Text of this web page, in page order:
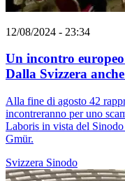
12/08/2024 - 23:34
Un incontro
Dalla Svizzera
Alla fine di agosto 42
incontreranno per uno
Laboris in vista del
Gmür.
Svizzera Sinodo